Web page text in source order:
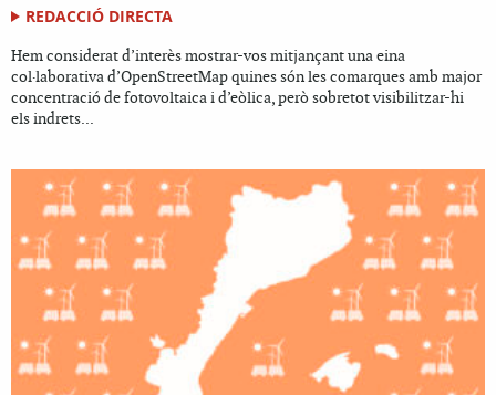
REDACCIÓ DIRECTA
Hem considerat d’interès mostrar-vos mitjançant una eina
col·laborativa d’OpenStreetMap quines són les comarques amb major
concentració de fotovoltaica i d’eòlica, però sobretot visibilitzar-hi
els indrets...